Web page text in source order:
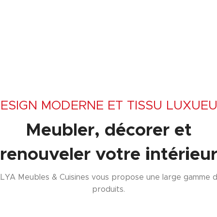
MODERNE ET TISSU
Meubler, décorer et
renouveler votre intérieur
Meubles & Cuisines vous propose une large gamme
produits.